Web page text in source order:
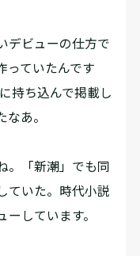
デビューの仕方で
っていたんです
持ち込んで掲載し
あ。
。「新潮」でも同
ていた。時代小説
しています。